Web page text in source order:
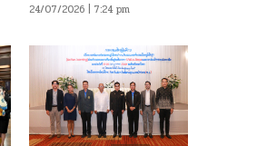
24/07/2026 | 7:24 pm